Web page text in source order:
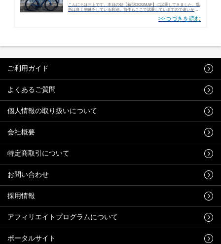
こんにちは三上です。本日の朝【新型DOGMAF】に試乗してきました。場
所は良く朝練をしている彩湖。前作もここで試乗していますので違いがよ
ご利用ガイド
よくあるご質問
個人情報の取り扱いについて
会社概要
特定商取引について
お問い合わせ
採用情報
アフィリエイトプログラムについて
ポータルサイト